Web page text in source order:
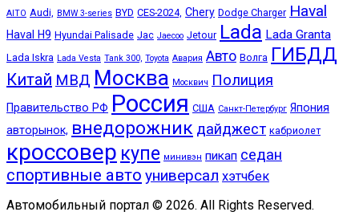
AITO Audi, BMW 3-series BYD CES-2024, Chery Dodge Charger Haval
Haval H9 Hyundai Palisade Jac Jaecoo Jetour Lada Lada Granta
Lada Iskra Lada Vesta Tank 300, Toyota Авария Авто Волга ГИБДД
Китай МВД Москва Москвич Полиция
Правительство РФ Россия США Санкт-Петербург Япония
авторынок, внедорожник дайджест кабриолет
кроссовер купе минивэн пикап седан
спортивные авто универсал хэтчбек
Автомобильный портал © 2026. All Rights Reserved.